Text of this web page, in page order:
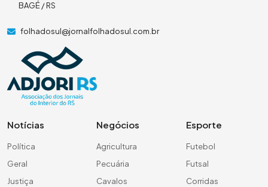
BAGÉ / RS
folhadosul@jornalfolhadosul.com.br
Notícias
Política
Geral
Justiça
Negócios
Agricultura
Pecuária
Cavalos
Esporte
Futebol
Futsal
Corridas